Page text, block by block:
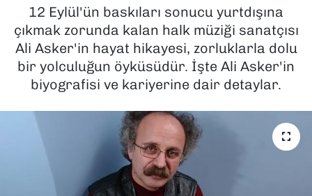
12 Eylül'ün baskıları sonucu yurtdışına
çıkmak zorunda kalan halk müziği sanatçısı
Ali Asker'in hayat hikayesi, zorluklarla dolu
bir yolculuğun öyküsüdür. İşte Ali Asker'in
biyografisi ve kariyerine dair detaylar.
KÜLTÜR SANAT
MAGAZİN
POLİTİKA
SAĞLIK
TEKNOLOJİ
Son Dakika Haberleri
Haber Arşivi